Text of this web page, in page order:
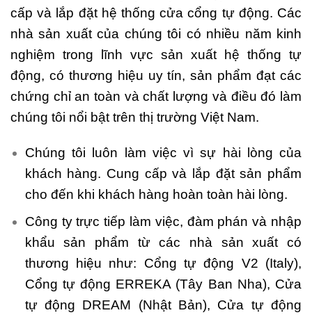
cấp và lắp đặt hệ thống cửa cổng tự động. Các
nhà sản xuất của chúng tôi có nhiều năm kinh
nghiệm trong lĩnh vực sản xuất hệ thống tự
động, có thương hiệu uy tín, sản phẩm đạt các
chứng chỉ an toàn và chất lượng và điều đó làm
chúng tôi nổi bật trên thị trường Việt Nam.
Chúng tôi luôn làm việc vì sự hài lòng của
khách hàng. Cung cấp và lắp đặt sản phẩm
cho đến khi khách hàng hoàn toàn hài lòng.
Công ty trực tiếp làm việc, đàm phán và nhập
khẩu sản phẩm từ các nhà sản xuất có
thương hiệu như: Cổng tự động V2 (Italy),
Cổng tự động ERREKA (Tây Ban Nha), Cửa
tự động DREAM (Nhật Bản), Cửa tự động